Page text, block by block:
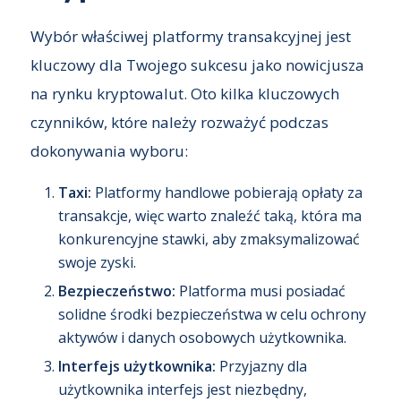
Wybór właściwej platformy transakcyjnej jest
kluczowy dla Twojego sukcesu jako nowicjusza
na rynku kryptowalut. Oto kilka kluczowych
czynników, które należy rozważyć podczas
dokonywania wyboru:
Taxi: Platformy handlowe pobierają opłaty za
transakcje, więc warto znaleźć taką, która ma
konkurencyjne stawki, aby zmaksymalizować
swoje zyski.
Bezpieczeństwo: Platforma musi posiadać
solidne środki bezpieczeństwa w celu ochrony
aktywów i danych osobowych użytkownika.
Interfejs użytkownika: Przyjazny dla
użytkownika interfejs jest niezbędny,